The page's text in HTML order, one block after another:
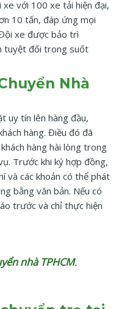
với 100 xe tải hiện đại,
10 tấn, đáp ứng mọi
xe được bảo trì
tuyệt đối trong suốt
Nhà
uy tín lên hàng đầu,
hàng. Điều đó đã
hàng hài lòng trong
Trước khi ký hợp đồng,
và các khoản có thể phát
bằng văn bản. Nếu có
trước và chỉ thực hiện
nhà TPHCM.